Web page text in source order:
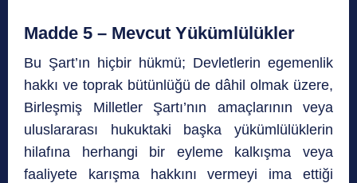
Madde 5 – Mevcut Yükümlülükler
Bu Şart’ın hiçbir hükmü; Devletlerin egemenlik
hakkı ve toprak bütünlüğü de dâhil olmak üzere,
Birleşmiş Milletler Şartı’nın amaçlarının veya
uluslararası hukuktaki başka yükümlülüklerin
hilafına herhangi bir eyleme kalkışma veya
faaliyete karışma hakkını vermeyi ima ettiği